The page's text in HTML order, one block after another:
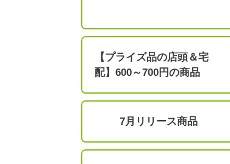
【プライズ品の店頭＆宅
配】600～700円の商品
7月リリース商品